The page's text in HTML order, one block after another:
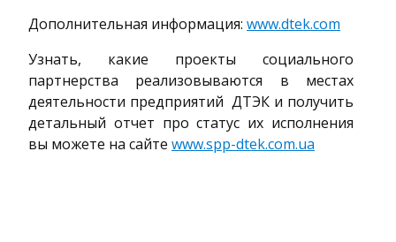
Дополнительная информация: www.dtek.com
Узнать, какие проекты социального
партнерства реализовываются в местах
деятельности предприятий ДТЭК и получить
детальный отчет про статус их исполнения
вы можете на сайте www.spp-dtek.com.ua